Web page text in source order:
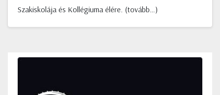
Szakiskolája és Kollégiuma élére. (tovább…)